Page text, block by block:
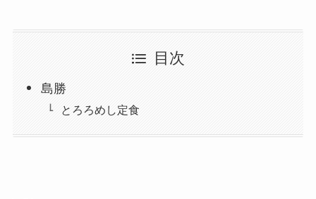
目次
島勝
とろろめし定食